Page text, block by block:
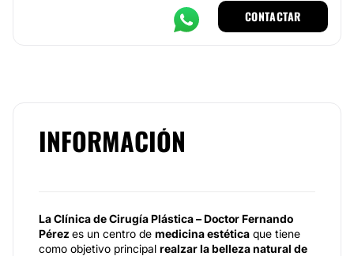
CONTACTAR
INFORMACIÓN
La Clínica de Cirugía Plástica – Doctor Fernando
Pérez es un centro de medicina estética que tiene
como objetivo principal realzar la belleza natural de